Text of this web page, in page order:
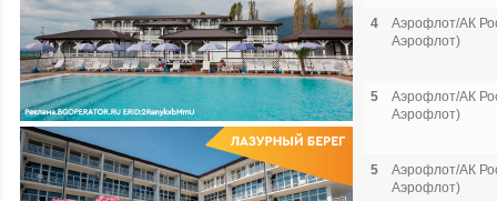
4
Аэрофлот/АК
Аэрофлот)
5
Аэрофлот/АК
Аэрофлот)
5
Аэрофлот/АК
Аэрофлот)